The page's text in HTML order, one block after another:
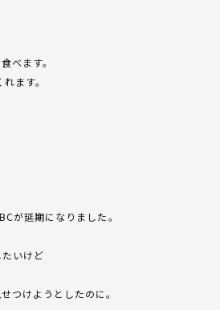
べます。
ます。
が延期になりました。
いけど
つけようとしたのに。